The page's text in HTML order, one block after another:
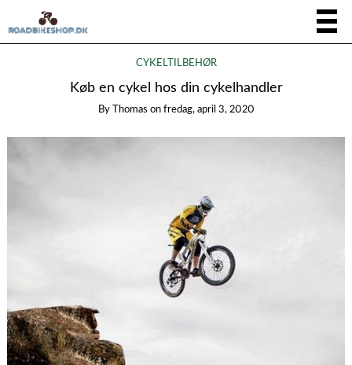
CYKELTILBEHØR
Køb en cykel hos din cykelhandler
By Thomas on fredag, april 3, 2020